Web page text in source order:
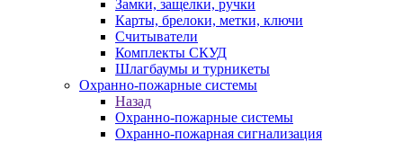
Замки, защелки, ручки
Карты, брелоки, метки, ключи
Считыватели
Комплекты СКУД
Шлагбаумы и турникеты
Охранно-пожарные системы
Назад
Охранно-пожарные системы
Охранно-пожарная сигнализация